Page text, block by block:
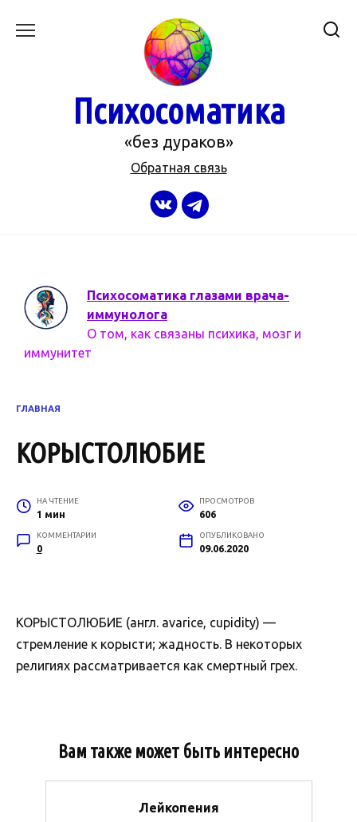
Психосоматика
«без дураков»
Обратная связь
Психосоматика глазами врача-
иммунолога
О том, как связаны психика, мозг и
иммунитет
ГЛАВНАЯ
КОРЫСТОЛЮБИЕ
НА ЧТЕНИЕ
1 мин
ПРОСМОТРОВ
606
КОММЕНТАРИИ
0
ОПУБЛИКОВАНО
09.06.2020
КОРЫСТОЛЮБИЕ (англ. avarice, cupidity) —
стремление к корысти; жадность. В некоторых
религиях рассматривается как смертный грех.
Вам также может быть интересно
Лейкопения